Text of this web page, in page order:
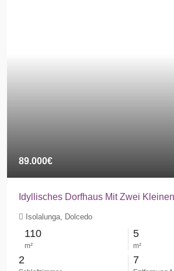
89.000€
Idyllisches Dorfhaus Mit Zwei
Isolalunga, Dolcedo
110
m²
5
m²
2 7